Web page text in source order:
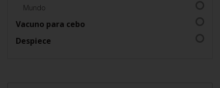
Mundo
Vacuno para cebo
Despiece